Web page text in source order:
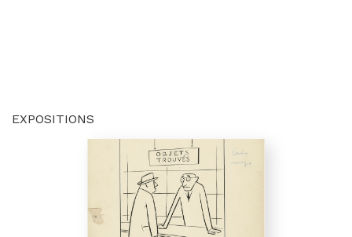
EXPOSITIONS